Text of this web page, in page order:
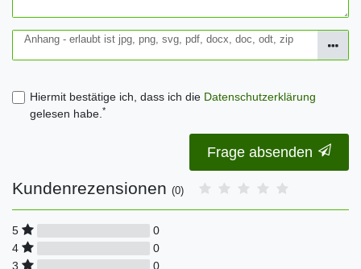
Anhang - erlaubt ist jpg, png, svg, pdf, docx, doc, odt, zip
Hiermit bestätige ich, dass ich die Daten­schutz­erklärung
gelesen habe.*
Frage absenden
Kundenrezensionen (0)
5
0
4
0
3
0